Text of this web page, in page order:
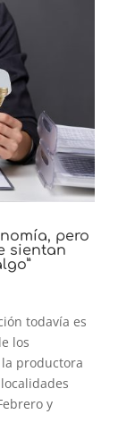
pero
sientan
todavía es
los
la productora
y